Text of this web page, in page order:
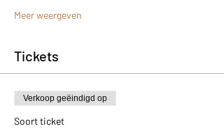
Meer weergeven
Tickets
Verkoop geëindigd op
Soort ticket